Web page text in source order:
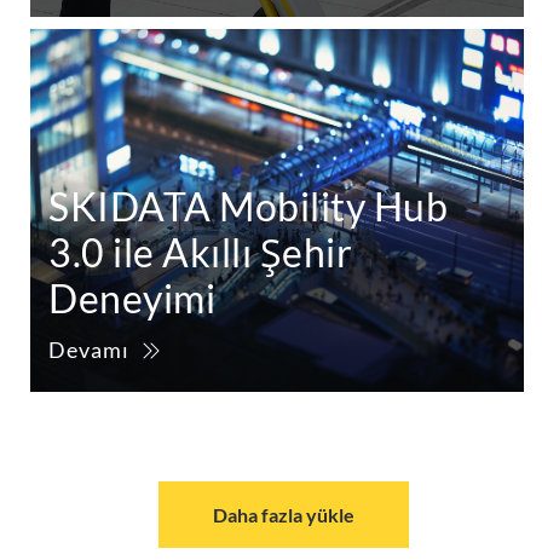
SKIDATA Mobility Hub
3.0 ile Akıllı Şehir
Deneyimi
Devamı
Daha fazla yükle